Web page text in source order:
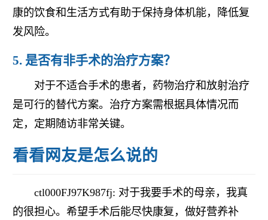
康的饮食和生活方式有助于保持身体机能，降低复
发风险。
5. 是否有非手术的治疗方案？
对于不适合手术的患者，药物治疗和放射治疗
是可行的替代方案。治疗方案需根据具体情况而
定，定期随访非常关键。
看看网友是怎么说的
ctl000FJ97K987fj: 对于我要手术的母亲，我真
的很担心。希望手术后能尽快康复，做好营养补